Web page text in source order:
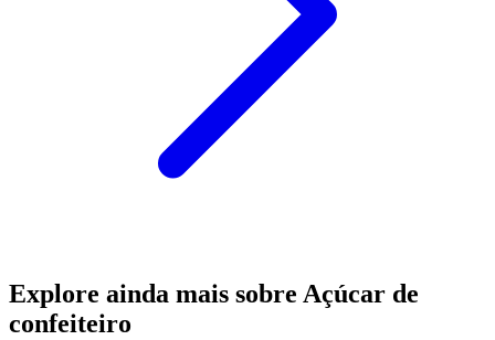
Explore ainda mais sobre Açúcar de
confeiteiro